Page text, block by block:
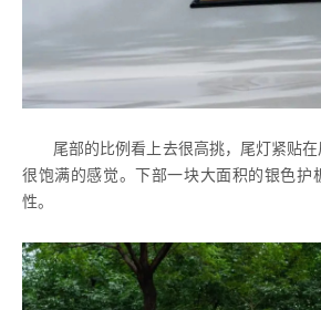
尾部的比例看上去很高挑，尾灯紧贴
很饱满的感觉。下部一块大面积的银色护
性。